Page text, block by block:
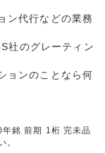
ン代行などの業務
社のグレーティン
ョンのことなら何
銘 前期 1桁 完未品
。